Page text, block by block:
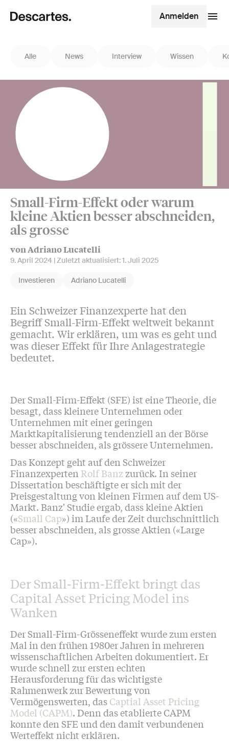
Anmelden
Alle News Interview Wissen
Small-Firm-Effekt oder warum
kleine Aktien besser abschneiden,
als grosse
von Adriano Lucatelli
9. April 2024 | Zuletzt aktualisiert:1. Juli 2025
Investieren Adriano Lucatelli
Ein Schweizer Finanzexperte hat den
Begriff Small-Firm-Effekt weltweit bekannt
gemacht. Wir erklären, um was es geht und
was dieser Effekt für Ihre Anlagestrategie
bedeutet.
Der Small-Firm-Effekt (SFE) ist eine Theorie, die
besagt, dass kleinere Unternehmen oder
Unternehmen mit einer geringen
Marktkapitalisierung tendenziell an der Börse
besser abschneiden, als grössere Unternehmen.
Das Konzept geht auf den Schweizer
Finanzexperten Rolf Banzzurück. In seiner
Dissertation beschäftigte er sich mit der
Preisgestaltung von kleinen Firmen auf dem US-
Markt. Banz' Studie ergab, dass kleine Aktien
(«Small Cap») im Laufe der Zeit durchschnittlich
besser abschneiden, als grosse Aktien («Large
Cap»).
Der Small-Firm-Effekt bringt das
Capital Asset Pricing Model ins
Wanken
Der Small-Firm-Grösseneffekt wurde zum ersten
Mal in den frühen 1980er Jahren in mehreren
wissenschaftlichen Arbeiten dokumentiert. Er
wurde schnell zur ersten echten
Herausforderung für das wichtigste
Rahmenwerk zur Bewertung von
Vermögenswerten, dasCaptial Asset Pricing
Model (CAPM). Denn das etablierte CAPM
konnte den SFE und den damit verbundenen
Werteffekt nicht erklären.